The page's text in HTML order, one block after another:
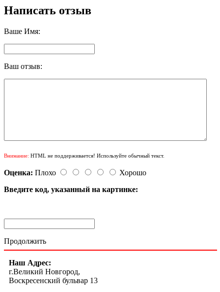
Написать отзыв
Ваше Имя:
Ваш отзыв:
Внимание: HTML не поддерживается! Используйте обычный текст.
Оценка: Плохо
Хорошо
Введите код, указанный на картинке:
Продолжить
Наш Адрес:
г.Великий Новгород,
Воскресенский бульвар 13